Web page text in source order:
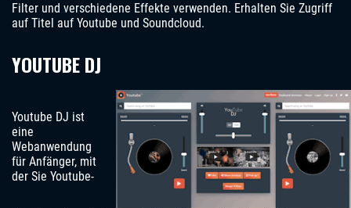
Filter und verschiedene Effekte verwenden. Erhalten Sie Zugriff
auf Titel auf Youtube und Soundcloud.
YOUTUBE DJ
Youtube DJ ist
eine
Webanwendung
für Anfänger, mit
der Sie Youtube-